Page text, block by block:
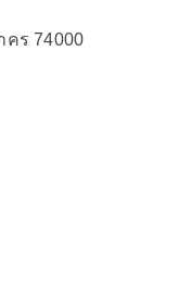
คร 74000